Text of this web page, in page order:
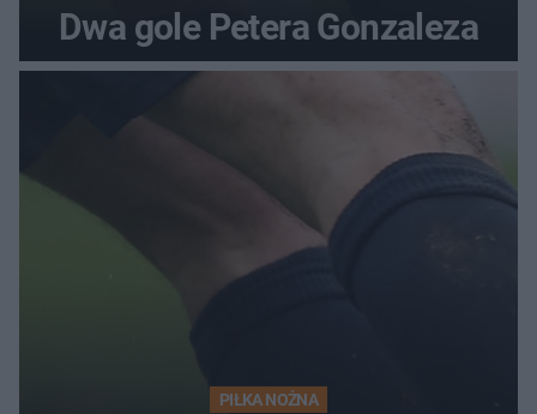
Dwa gole Petera Gonzaleza
PIŁKA NOŻNA